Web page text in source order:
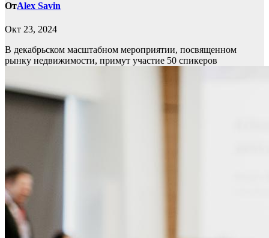
ОтAlex Savin
Окт 23, 2024
В декабрьском масштабном мероприятии, посвященном
рынку недвижимости, примут участие 50 спикеров